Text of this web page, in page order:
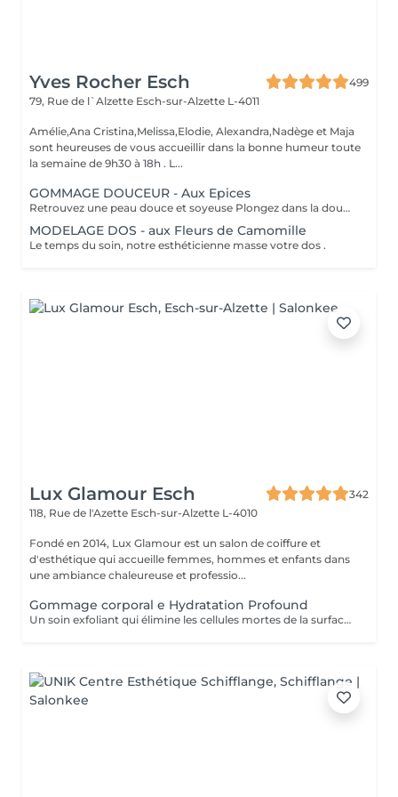
Yves Rocher Esch
499
79, Rue de l`Alzette Esch-sur-Alzette L-4011
Amélie,Ana Cristina,Melissa,Elodie, Alexandra,Nadège et Maja
sont heureuses de vous accueillir dans la bonne humeur toute
la semaine de 9h30 à 18h . L...
GOMMAGE DOUCEUR - Aux Epices
Retrouvez une peau douce et soyeuse Plongez dans la douceur tropicale dIndonésie à travers les notes épicées des huiles essentielles de Girofle et de Muscade. Ce gommage aux effluves chauds et naturels vous transporte tout en exfoliant délicatement votre peau : elle est douce, lumineuse et satinée.
MODELAGE DOS - aux Fleurs de Camomille
Le temps du soin, notre esthéticienne masse votre dos .
Lux Glamour Esch
342
118, Rue de l'Azette Esch-sur-Alzette L-4010
Fondé en 2014, Lux Glamour est un salon de coiffure et
d'esthétique qui accueille femmes, hommes et enfants dans
une ambiance chaleureuse et professio...
Gommage corporal e Hydratation Profound
Un soin exfoliant qui élimine les cellules mortes de la surface de la peau, favorise le renouvellement cellulaire et prévient les poils incarnés. Ce rituel de beauté laisse la peau plus lisse, douce et visiblement plus saine. Idéal pour retrouver une peau éclatante et soyeuse.